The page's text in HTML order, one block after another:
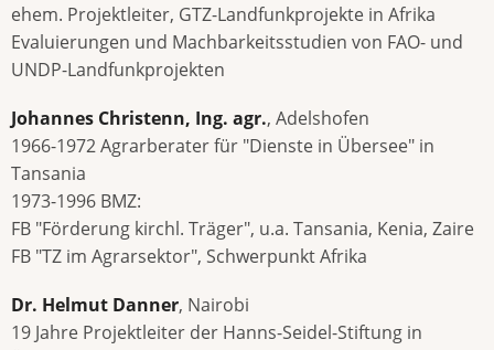
ehem. Projektleiter, GTZ-Landfunkprojekte in Afrika
Evaluierungen und Machbarkeitsstudien von FAO- und
UNDP-Landfunkprojekten
Johannes Christenn, Ing. agr., Adelshofen
1966-1972 Agrarberater für "Dienste in Übersee" in
Tansania
1973-1996 BMZ:
FB "Förderung kirchl. Träger", u.a. Tansania, Kenia, Zaire
FB "TZ im Agrarsektor", Schwerpunkt Afrika
Dr. Helmut Danner, Nairobi
19 Jahre Projektleiter der Hanns-Seidel-Stiftung in